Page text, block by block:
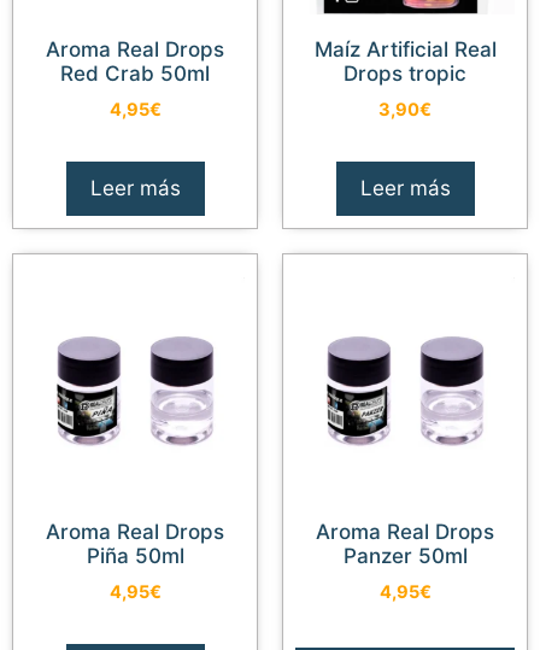
Aroma Real Drops
Red Crab 50ml
4,95€
Leer más
Maíz Artificial Real
Drops tropic
3,90€
Leer más
Aroma Real Drops
Piña 50ml
4,95€
Aroma Real Drops
Panzer 50ml
4,95€